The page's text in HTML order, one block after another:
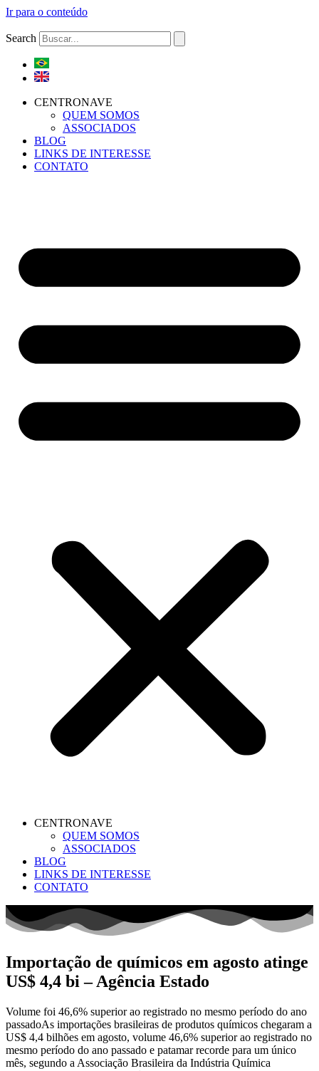
Ir para o conteúdo
Search
CENTRONAVE
QUEM SOMOS
ASSOCIADOS
BLOG
LINKS DE INTERESSE
CONTATO
CENTRONAVE
QUEM SOMOS
ASSOCIADOS
BLOG
LINKS DE INTERESSE
CONTATO
Importação de químicos em agosto atinge
US$ 4,4 bi – Agência Estado
Volume foi 46,6% superior ao registrado no mesmo período do ano
passadoAs importações brasileiras de produtos químicos chegaram a
US$ 4,4 bilhões em agosto, volume 46,6% superior ao registrado no
mesmo período do ano passado e patamar recorde para um único
mês, segundo a Associação Brasileira da Indústria Química